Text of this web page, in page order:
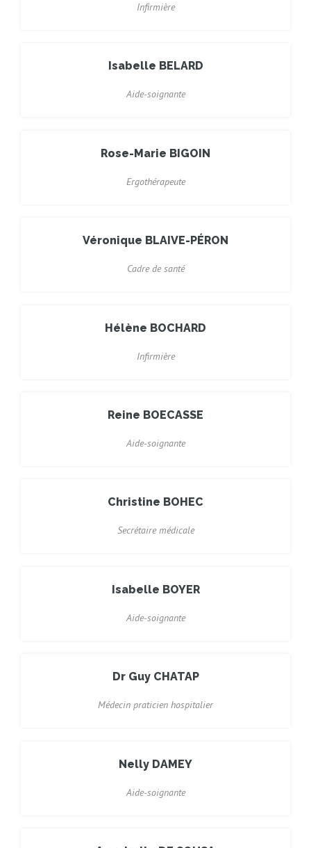
Infirmière
Isabelle BELARD
Aide-soignante
Rose-Marie BIGOIN
Ergothérapeute
Véronique BLAIVE-PÉRON
Cadre de santé
Hélène BOCHARD
Infirmière
Reine BOECASSE
Aide-soignante
Christine BOHEC
Secrétaire médicale
Isabelle BOYER
Aide-soignante
Dr Guy CHATAP
Médecin praticien hospitalier
Nelly DAMEY
Aide-soignante